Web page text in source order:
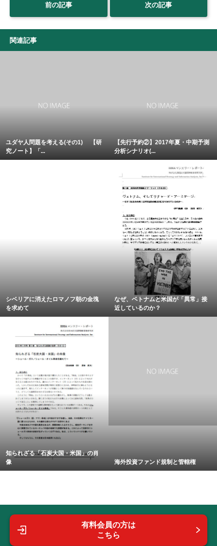
前の記事 次の記事
関連記事
ユダヤ人問題を考える(その1) 【研
究ノート】「...
【先行予約②】2017年夏・中期予測
分析シナリオ(...
シベリアに消えたロマノフ朝の金塊
を求めて
なぜ、ベトナムと米国が「異常」接
近しているのか？
知られざる「石炭大国・米国」の肖
像
海外投資ファンド規制と管轄権
有料会員の方は
こちら